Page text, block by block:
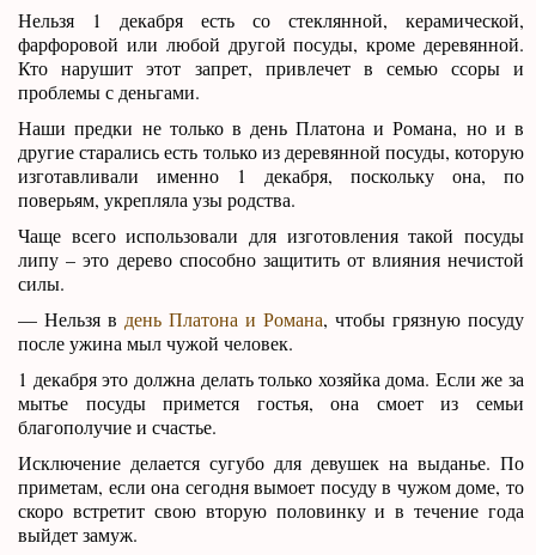
Нельзя 1 декабря есть со стеклянной, керамической,
фарфоровой или любой другой посуды, кроме деревянной.
Кто нарушит этот запрет, привлечет в семью ссоры и
проблемы с деньгами.
Наши предки не только в день Платона и Романа, но и в
другие старались есть только из деревянной посуды, которую
изготавливали именно 1 декабря, поскольку она, по
поверьям, укрепляла узы родства.
Чаще всего использовали для изготовления такой посуды
липу – это дерево способно защитить от влияния нечистой
силы.
— Нельзя в день Платона и Романа, чтобы грязную посуду
после ужина мыл чужой человек.
1 декабря это должна делать только хозяйка дома. Если же за
мытье посуды примется гостья, она смоет из семьи
благополучие и счастье.
Исключение делается сугубо для девушек на выданье. По
приметам, если она сегодня вымоет посуду в чужом доме, то
скоро встретит свою вторую половинку и в течение года
выйдет замуж.